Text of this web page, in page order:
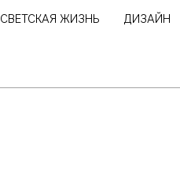
СВЕТСКАЯ ЖИЗНЬ ДИЗАЙН